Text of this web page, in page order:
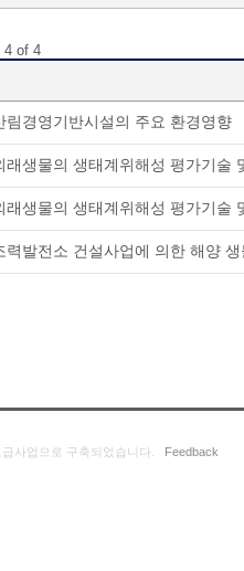
4 of 4
림경영기반시설의 주요 환경영향
래생물의 생태계위해성 평가기술
래생물의 생태계위해성 평가기술
력발전소 건설사업에 의한 해양
사업으로 구축되었습니다. Feedback